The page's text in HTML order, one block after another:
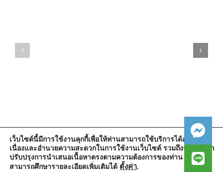
สำนักงานองค์การบริหารส่วนตำบลวัดตูม
หมู่ที่ 5 ตำบลวัดตูม อำเภอพระนครศรีอยุธยา จังหวัดพระนครศรีอยุธยา
13000
เว็บไซต์นี้มีการใช้งานคุกกี้เพื่อให้ท่านสามารถใช้บริการได้อย่างต่อ
เนื่องและอำนวยความสะดวกในการใช้งานเว็บไซต์ รวมถึงช่วยให้เรา
ปรับปรุงการนำเสนอเนื้อหาตรงตามความต้องการของท่าน โดย
สามารถศึกษารายละเอียดเพิ่มเติมได้ ตั้งค่า.